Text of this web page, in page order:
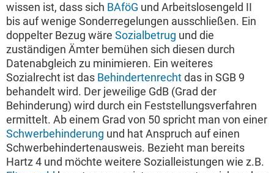
wissen ist, dass sich BAföG und Arbeitslosengeld II
bis auf wenige Sonderregelungen ausschließen. Ein
doppelter Bezug wäre Sozialbetrug und die
zuständigen Ämter bemühen sich diesen durch
Datenabgleich zu minimieren. Ein weiteres
Sozialrecht ist das Behindertenrechtdas in SGB 9
behandelt wird. Der jeweilige GdB (Grad der
Behinderung) wird durch ein Feststellungsverfahren
ermittelt. Ab einem Grad von 50 spricht man von einer
Schwerbehinderung und hat Anspruch auf einen
Schwerbehindertenausweis. Bezieht man bereits
Hartz 4 und möchte weitere Sozialleistungen wie z.B.